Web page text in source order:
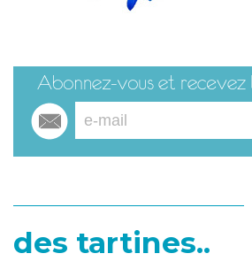
des tartines..